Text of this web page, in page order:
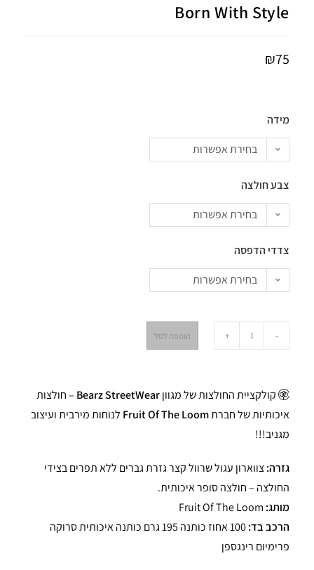
Born With Style
₪75
מידה
בחירת אפשרות
צבע חולצה
בחירת אפשרות
צדדי הדפסה
בחירת אפשרות
-
+ הוספה לסל
קולקציית החולצות של מגווןBearz StreetWear – חולצות
איכותיות של חברתFruit Of The Loom לנוחות מירבית ועיצוב
מגניב!!!
גזרה:צווארון עגול שרוול קצר גזרת גברים ללא תפרים בצידי
החולצה – חולצה סופר איכותית.
מותג:
הרכב בד:
100 אחוז כותנה 195 גרם כותנה איכותית סרוקה
פרימיום רינגספן